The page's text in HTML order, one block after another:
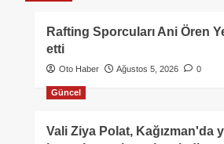
Rafting Sporcuları Ani Ören
etti
Oto Haber Ağustos 5, 2026 0
Güncel
Vali Ziya Polat, Kağızman'da